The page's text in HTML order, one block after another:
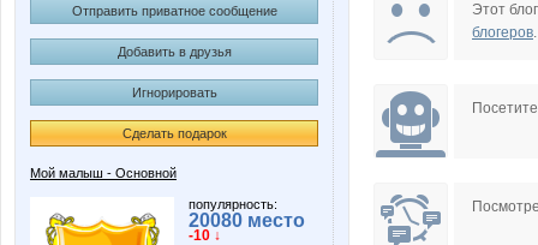
Отправить приватное сообщение
Добавить в друзья
Игнорировать
Сделать подарок
Мой малыш - Основной
популярность:
20080 место
-10 ↓
Ne_lena
Shark1 Taisiya
Этот
блогеров.